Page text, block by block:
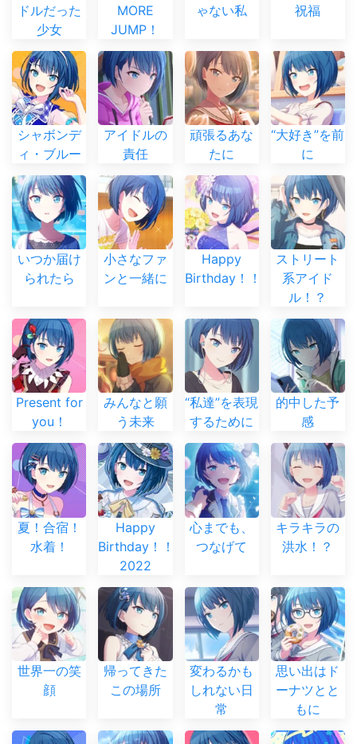
ドルだった
少女
MORE
JUMP！
ゃない私
祝福
シャボンデ
ィ・ブルー
アイドルの
責任
頑張るあな
たに
“大好き”を前
に
いつか届け
られたら
小さなファ
ンと一緒に
Happy
Birthday！！
ストリート
系アイド
ル！？
Present for
you！
みんなと願
う未来
“私達”を表現
するために
的中した予
感
夏！合宿！
水着！
Happy
Birthday！！
2022
心までも、
つなげて
キラキラの
洪水！？
世界一の笑
顔
帰ってきた
この場所
変わるかも
しれない日
常
思い出はド
ーナツとと
もに